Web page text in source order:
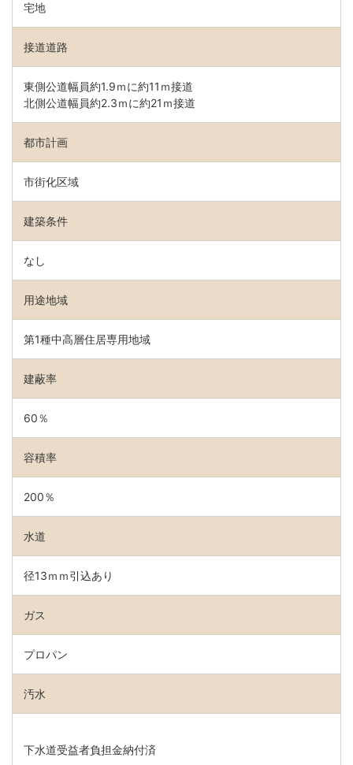
宅地
接道道路
東側公道幅員約1.9ｍに約11ｍ接道
北側公道幅員約2.3ｍに約21ｍ接道
都市計画
市街化区域
建築条件
なし
用途地域
第1種中高層住居専用地域
建蔽率
60％
容積率
200％
水道
径13ｍｍ引込あり
ガス
プロパン
汚水
下水道受益者負担金納付済